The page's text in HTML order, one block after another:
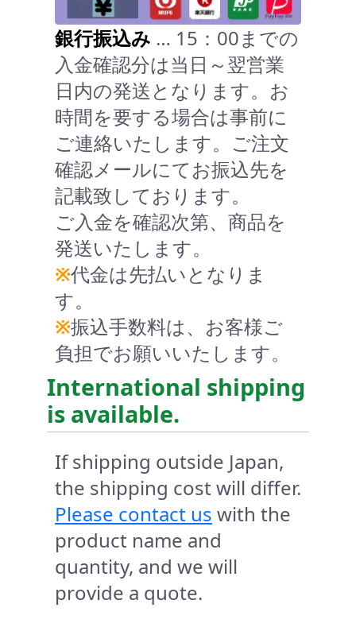
銀行振込み … 15：00までの
入金確認分は当日～翌営業
日内の発送となります。お
時間を要する場合は事前に
ご連絡いたします。ご注文
確認メールにてお振込先を
記載致しております。
ご入金を確認次第、商品を
発送いたします。
※代金は先払いとなりま
す。
※振込手数料は、お客様ご
負担でお願いいたします。
International shipping
is available.
If shipping outside Japan,
the shipping cost will differ.
Please contact us with the
product name and
quantity, and we will
provide a quote.